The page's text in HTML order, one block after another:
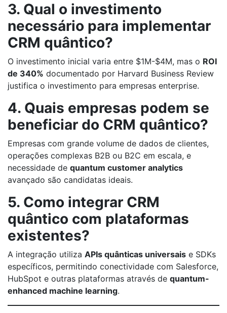
3. Qual o investimento
necessário para implementar
CRM quântico?
O investimento inicial varia entre $1M-$4M, mas o ROI
de 340% documentado por Harvard Business Review
justifica o investimento para empresas enterprise.
4. Quais empresas podem se
beneficiar do CRM quântico?
Empresas com grande volume de dados de clientes,
operações complexas B2B ou B2C em escala, e
necessidade de quantum customer analytics
avançado são candidatas ideais.
5. Como integrar CRM
quântico com plataformas
existentes?
A integração utiliza APIs quânticas universais e SDKs
específicos, permitindo conectividade com Salesforce,
HubSpot e outras plataformas através de quantum-
enhanced machine learning.